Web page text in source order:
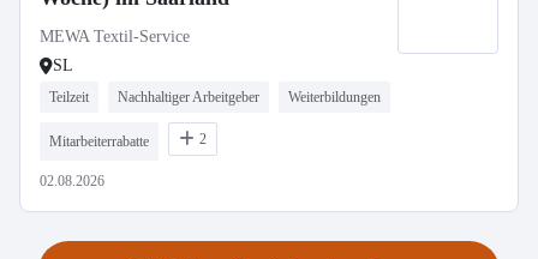
MEWA Textil-Service
SL
Teilzeit Nachhaltiger Arbeitgeber Weiterbildungen
Mitarbeiterrabatte 2
02.08.2026